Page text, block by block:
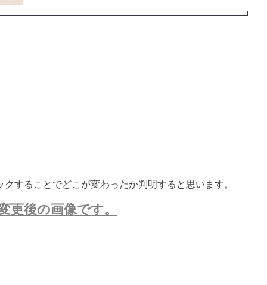
することでどこが変わったか判明すると思います。
更後の画像です。